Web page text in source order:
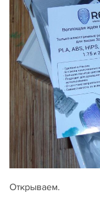
Открываем.